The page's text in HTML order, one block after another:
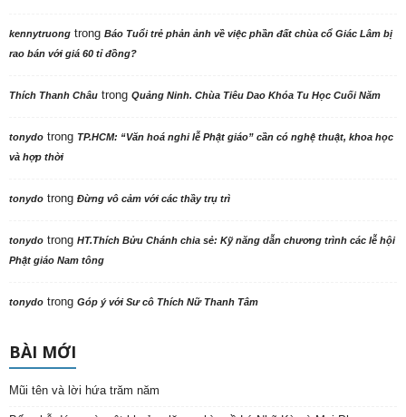
kennytruong trong Báo Tuổi trẻ phản ảnh về việc phần đất chùa cổ Giác Lâm bị
rao bán với giá 60 tỉ đồng?
Thích Thanh Châu trong Quảng Ninh. Chùa Tiêu Dao Khóa Tu Học Cuối Năm
tonydo trong TP.HCM: “Văn hoá nghi lễ Phật giáo” cần có nghệ thuật, khoa học
và hợp thời
tonydo trong Đừng vô cảm với các thầy trụ trì
tonydo trong HT.Thích Bửu Chánh chia sẻ: Kỹ năng dẫn chương trình các lễ hội
Phật giáo Nam tông
tonydo trong Góp ý với Sư cô Thích Nữ Thanh Tâm
BÀI MỚI
Mũi tên và lời hứa trăm năm